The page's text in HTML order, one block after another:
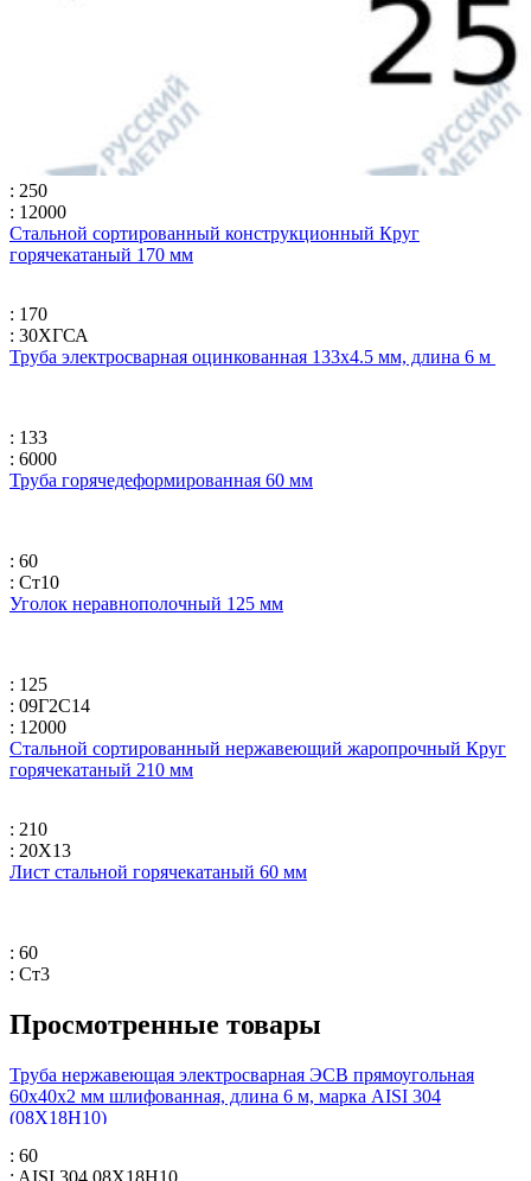
: 250
: 12000
Стальной сортированный конструкционный Круг
горячекатаный 170 мм
: 170
: 30ХГСА
Труба электросварная оцинкованная 133х4.5 мм, длина 6 м
: 133
: 6000
Труба горячедеформированная 60 мм
: 60
: Ст10
Уголок неравнополочный 125 мм
: 125
: 09Г2С14
: 12000
Стальной сортированный нержавеющий жаропрочный Круг
горячекатаный 210 мм
: 210
: 20Х13
Лист стальной горячекатаный 60 мм
: 60
: Ст3
Просмотренные товары
Труба нержавеющая электросварная ЭСВ прямоугольная
60х40х2 мм шлифованная, длина 6 м, марка AISI 304
(08Х18Н10)
: 60
: AISI 304 08Х18Н10